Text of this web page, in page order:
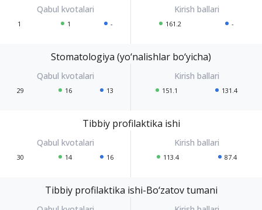
1 1 - 161.2 -
Stomatologiya (yo‘nalishlar bo‘yicha)
29 16 13 151.1 131.4
Tibbiy profilaktika ishi
30 14 16 113.4 87.4
Tibbiy profilaktika ishi-Bo‘zatov tumani